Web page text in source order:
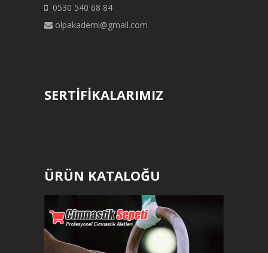
0530 540 68 84
olpakademi@gmail.com
SERTİFİKALARIMIZ
ÜRÜN KATALOĞU